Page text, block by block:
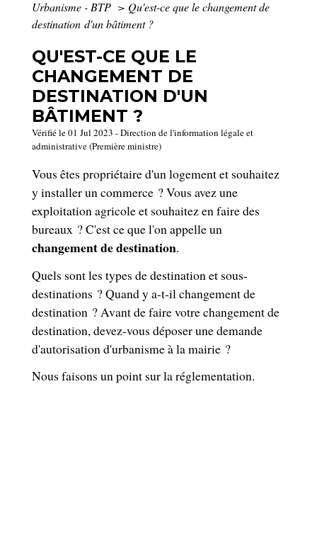
Urbanisme - BTP > Qu'est-ce que le changement de
destination d'un bâtiment ?
QU'EST-CE QUE LE
CHANGEMENT DE
DESTINATION D'UN
BÂTIMENT ?
Vérifié le 01 Jul 2023 - Direction de l'information légale et
administrative (Première ministre)
Vous êtes propriétaire d'un logement et souhaitez
y installer un commerce ? Vous avez une
exploitation agricole et souhaitez en faire des
bureaux ? C'est ce que l'on appelle un
changement de destination.
Quels sont les types de destination et sous-
destinations ? Quand y a-t-il changement de
destination ? Avant de faire votre changement de
destination, devez-vous déposer une demande
d'autorisation d'urbanisme à la mairie ?
Nous faisons un point sur la réglementation.